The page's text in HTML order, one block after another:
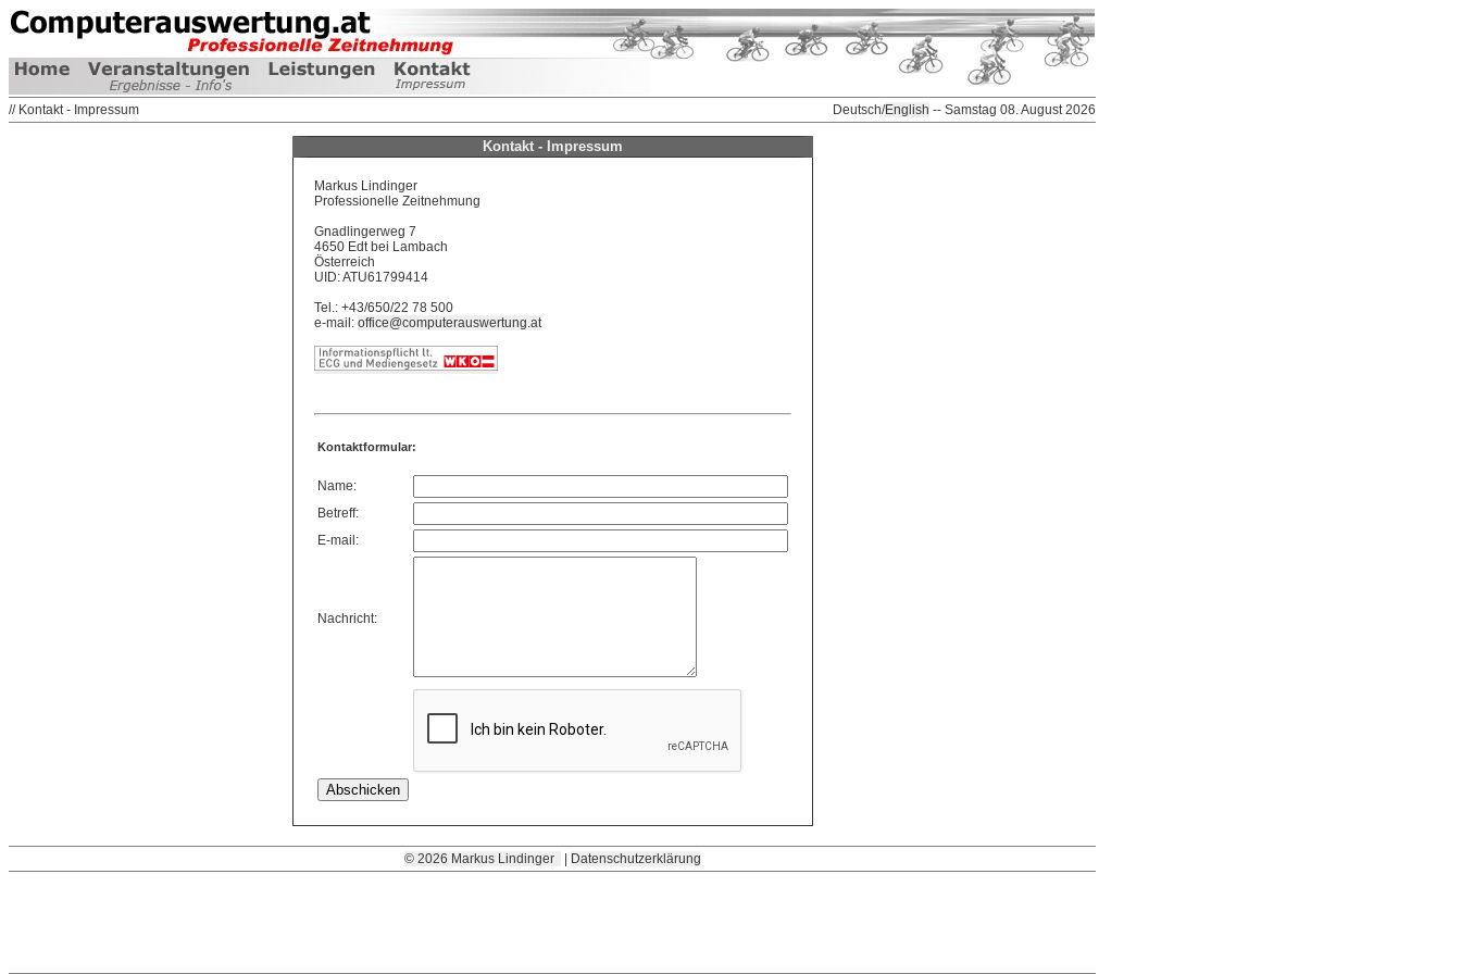
// Kontakt - Impressum Deutsch/English -- Samstag 08. August 2026
Kontakt - Impressum
Markus Lindinger
Professionelle Zeitnehmung
Gnadlingerweg 7
4650 Edt bei Lambach
Österreich
UID: ATU61799414
Tel.: +43/650/22 78 500
e-mail: office@computerauswertung.at
Kontaktformular:
Name:
Betreff:
E-mail:
Nachricht:
© 2026 Markus Lindinger Datenschutzerklärung